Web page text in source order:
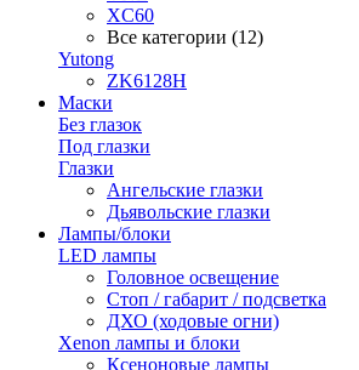
XC60
Все категории (12)
Yutong
ZK6128H
Маски
Без глазок
Под глазки
Глазки
Ангельские глазки
Дьявольские глазки
Лампы/блоки
LED лампы
Головное освещение
Стоп / габарит / подсветка
ДХО (ходовые огни)
Xenon лампы и блоки
Ксеноновые лампы